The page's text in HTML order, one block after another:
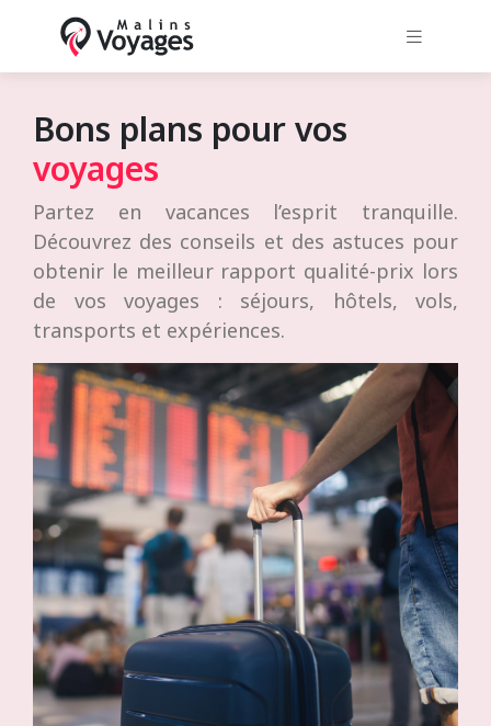
Bons plans pour vos
voyages
Partez en vacances l’esprit tranquille.
Découvrez des conseils et des astuces pour
obtenir le meilleur rapport qualité-prix lors
de vos voyages : séjours, hôtels, vols,
transports et expériences.